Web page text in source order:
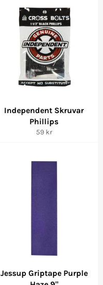
Independent Skruvar
Phillips
Ordinarie
59 kr
Jessup Griptape Purple